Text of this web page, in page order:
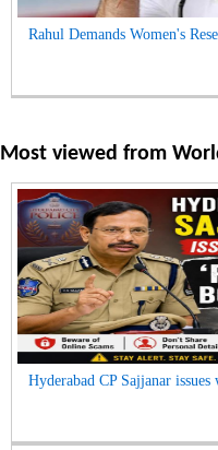
Rahul Demands Women's
Most viewed from
Hyderabad CP Sajjanar